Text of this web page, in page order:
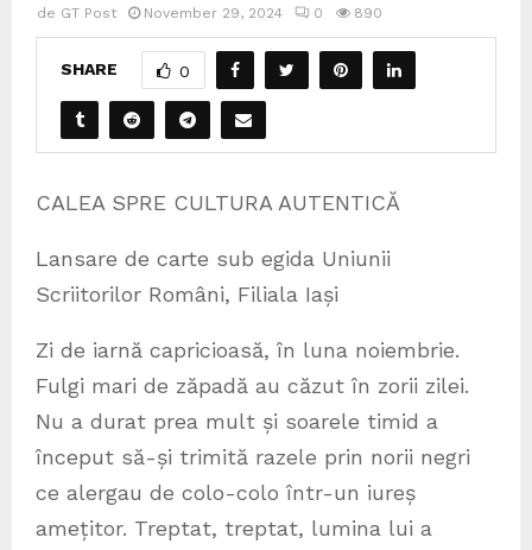
de GT Post November 29, 2024 0 890
SHARE 0
CALEA SPRE CULTURA AUTENTICĂ
Lansare de carte sub egida Uniunii
Scriitorilor Români, Filiala Iași
Zi de iarnă capricioasă, în luna noiembrie.
Fulgi mari de zăpadă au căzut în zorii zilei.
Nu a durat prea mult și soarele timid a
început să-și trimită razele prin norii negri
ce alergau de colo-colo într-un iureș
amețitor. Treptat, treptat, lumina lui a